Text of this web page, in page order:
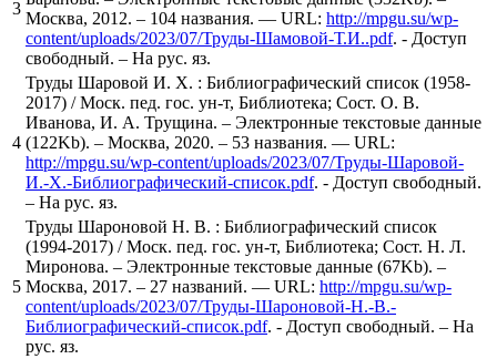
3
Москва, 2012. – 104 названия. — URL: http://mpgu.su/wp-
content/uploads/2023/07/Труды-Шамовой-Т.И..pdf. - Доступ
свободный. – На рус. яз.
4
Труды Шаровой И. Х. : Библиографический список (1958-
2017) / Моск. пед. гос. ун-т, Библиотека; Сост. О. В.
Иванова, И. А. Трущина. – Электронные текстовые данные
(122Kb). – Москва, 2020. – 53 названия. — URL:
http://mpgu.su/wp-content/uploads/2023/07/Труды-Шаровой-
И.-Х.-Библиографический-список.pdf. - Доступ свободный.
– На рус. яз.
5
Труды Шароновой Н. В. : Библиографический список
(1994-2017) / Моск. пед. гос. ун-т, Библиотека; Сост. Н. Л.
Миронова. – Электронные текстовые данные (67Kb). –
Москва, 2017. – 27 названий. — URL: http://mpgu.su/wp-
content/uploads/2023/07/Труды-Шароновой-Н.-В.-
Библиографический-список.pdf. - Доступ свободный. – На
рус. яз.